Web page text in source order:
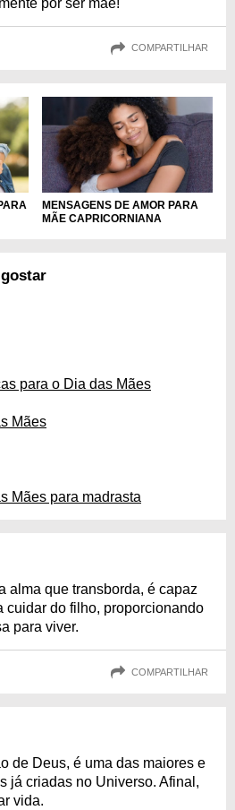
COMPARTILHAR
MENSAGENS DE AMOR PARA
MÃE CAPRICORNIANA
para o Dia das Mães
Mães
Mães para madrasta
alma que transborda, é capaz
cuidar do filho, proporcionando
para viver.
COMPARTILHAR
de Deus, é uma das maiores e
já criadas no Universo. Afinal,
vida.